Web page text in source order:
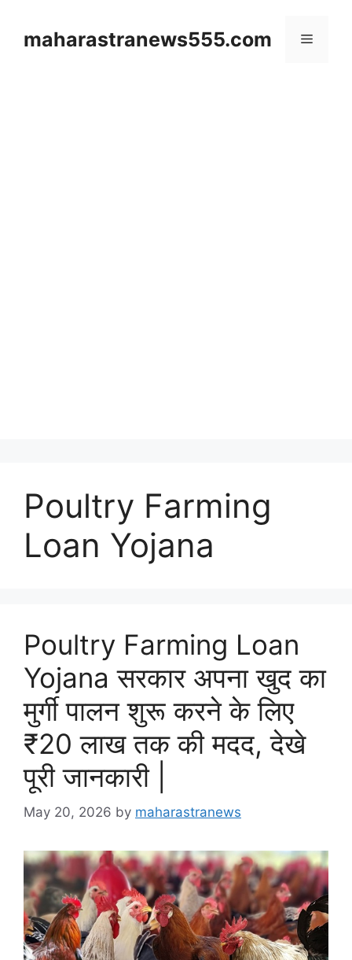
contentmaharastranews555.com Menu
Poultry Farming
Loan Yojana
Poultry Farming Loan
Yojana सरकार अपना खुद का
मुर्गी पालन शुरू करने के लिए
₹20 लाख तक की मदद, देखे
पूरी जानकारी |
May 20, 2026 by maharastranews